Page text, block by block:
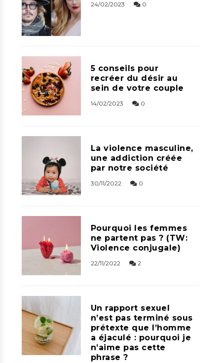
24/02/2023 0
5 conseils pour
recréer du désir au
sein de votre couple
14/02/2023 0
La violence masculine,
une addiction créée
par notre société
30/11/2022 0
Pourquoi les femmes
ne partent pas ? (TW:
Violence conjugale)
22/11/2022 2
Un rapport sexuel
n’est pas terminé sous
prétexte que l’homme
a éjaculé : pourquoi je
n’aime pas cette
phrase ?